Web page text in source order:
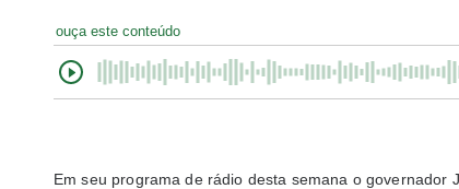
ouça este conteúdo
Em seu programa de rádio desta semana o governador